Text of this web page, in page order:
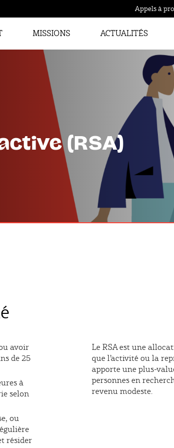
Appels à
MISSIONS ACTUALITÉS
(RSA)
avoir
de 25
à
selon
ou
résider
Le RSA est une
que l’activité ou la
apporte une plus-
personnes en
revenu modeste.